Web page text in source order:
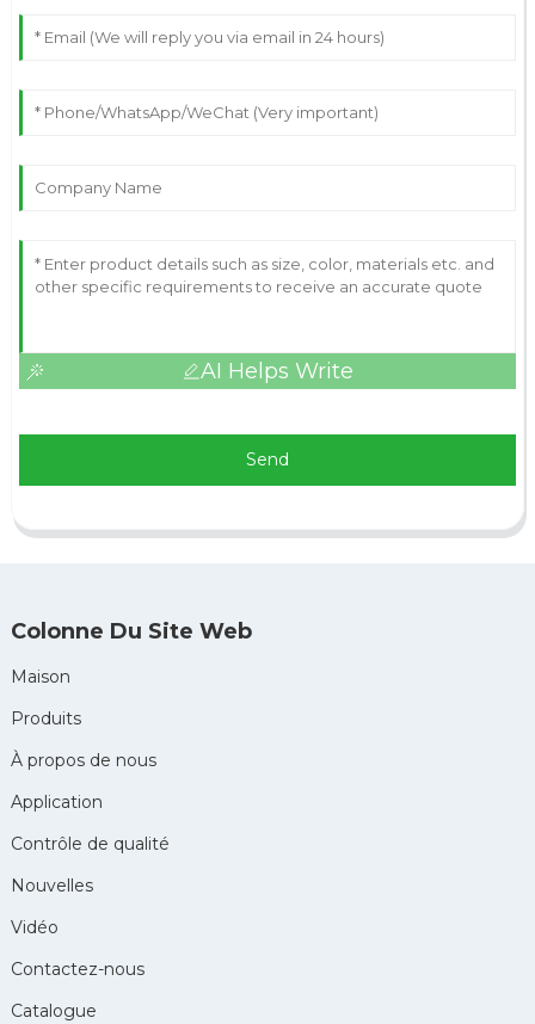
AI Helps Write
Send
Colonne Du Site Web
Maison
Produits
À propos de nous
Application
Contrôle de qualité
Nouvelles
Vidéo
Contactez-nous
Catalogue